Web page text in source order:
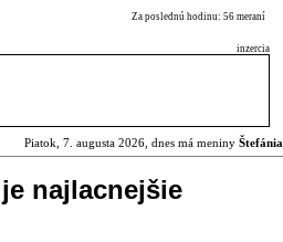
Za poslednú hodinu: 56 meraní
inzercia
Piatok, 7. augusta 2026, dnes má meniny Štefánia
najlacnejšie